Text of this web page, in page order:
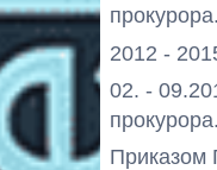
прокурора.
2012 -
02. -
прокурора.
Приказом